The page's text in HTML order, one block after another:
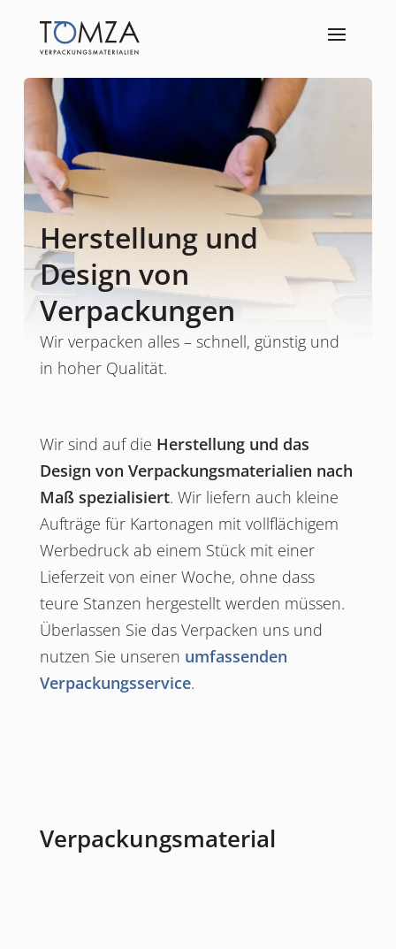
Herstellung und
Design von
Verpackungen
Wir verpacken alles – schnell, günstig und
in hoher Qualität.
Wir sind auf die Herstellung und das
Design von Verpackungsmaterialien nach
Maß spezialisiert. Wir liefern auch kleine
Aufträge für Kartonagen mit vollflächigem
Werbedruck ab einem Stück mit einer
Lieferzeit von einer Woche, ohne dass
teure Stanzen hergestellt werden müssen.
Überlassen Sie das Verpacken uns und
nutzen Sie unseren umfassenden
Verpackungsservice.
Verpackungsmaterial